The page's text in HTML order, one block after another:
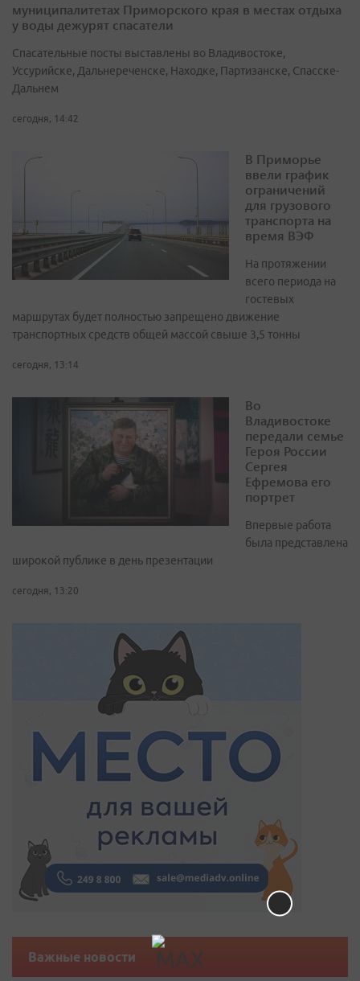
муниципалитетах Приморского края в местах отдыха
у воды дежурят спасатели
Спасательные посты выставлены во Владивостоке,
Уссурийске, Дальнереченске, Находке, Партизанске, Спасске-
Дальнем
сегодня, 14:42
В Приморье
ввели график
ограничений
для грузового
транспорта на
время ВЭФ
На протяжении
всего периода на
гостевых
маршрутах будет полностью запрещено движение
транспортных средств общей массой свыше 3,5 тонны
сегодня, 13:14
Во
Владивостоке
передали семье
Героя России
Сергея
Ефремова его
портрет
Впервые работа
была представлена
широкой публике в день презентации
сегодня, 13:20
Важные новости